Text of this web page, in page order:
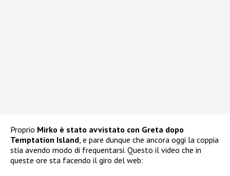
Proprio Mirko è stato avvistato con Greta dopo
Temptation Island, e pare dunque che ancora oggi la coppia
stia avendo modo di frequentarsi. Questo il video che in
queste ore sta facendo il giro del web: